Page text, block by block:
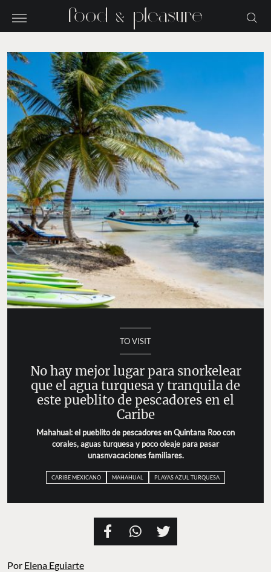
TO VISIT
No hay mejor lugar para snorkelear
que el agua turquesa y tranquila de
este pueblito de pescadores en el
Caribe
Mahahual: el pueblito de pescadores en Quintana Roo con
corales, aguas turquesa y poco oleaje para pasar
unasnvacaciones familiares.
CARIBE MEXICANO MAHAHUAL PLAYAS AZUL TURQUESA
Por Elena Eguiarte